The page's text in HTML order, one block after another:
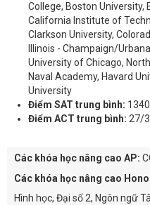
College, Boston University,
California Institute of
Clarkson University,
Illinois - Champaign/
University of Chicago,
Naval Academy, Havard
University
Điểm SAT trung bình:
Điểm ACT trung bình: 27/
Các khóa học nâng cao AP:
Các khóa học nâng cao
Hình học, Đại số 2, Ngôn ngữ